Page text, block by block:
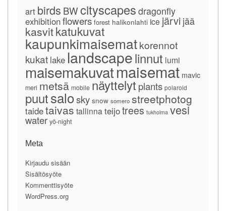
art birds BWcityscapes dragonfly
exhibitionflowers forest halikonlahti ice järvi jää
kasvitkatukuvat
kaupunkimaisematkorennot
kukat lake landscapelinnut lumi
maisemakuvatmaisemat mavic
meri metsä mobile näyttelyt plants polaroid
puutsalosky snow somero streetphotog
taidetaivas tallinna teijotrees tukholma vesi
water yö-night
Meta
Kirjaudu sisään
Sisältösyöte
Kommenttisyöte
WordPress.org